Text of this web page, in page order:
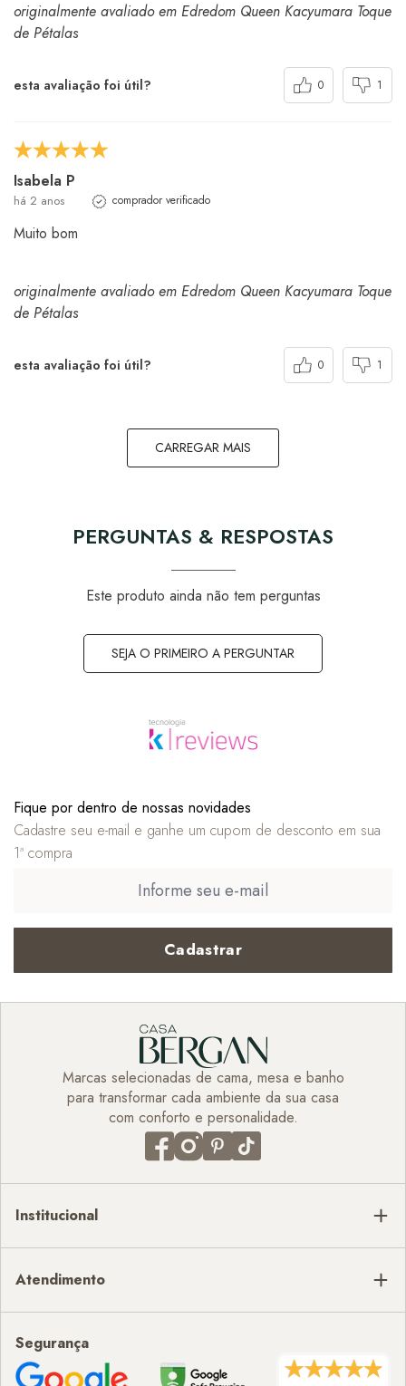
originalmente avaliado em Edredom Queen Kacyumara Toque
de Pétalas
esta avaliação foi útil? 0 1
Isabela P
há 2 anos comprador verificado
Muito bom
originalmente avaliado em Edredom Queen Kacyumara Toque
de Pétalas
esta avaliação foi útil? 0 1
CARREGAR MAIS
PERGUNTAS & RESPOSTAS
Este produto ainda não tem perguntas
SEJA O PRIMEIRO A PERGUNTAR
Fique por dentro de nossas novidades
Cadastre seu e-mail e ganhe um cupom de desconto em sua
1ª compra
Cadastrar
Marcas selecionadas de cama, mesa e banho
para transformar cada ambiente da sua casa
com conforto e personalidade.
Institucional
Atendimento
Segurança